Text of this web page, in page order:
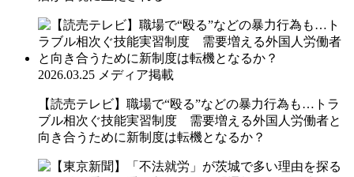
2026.03.25 メディア掲載
【読売テレビ】職場で“殴る”などの暴力行為も…トラ
ブル相次ぐ技能実習制度 需要増える外国人労働者と
向き合うために新制度は転機となるか？